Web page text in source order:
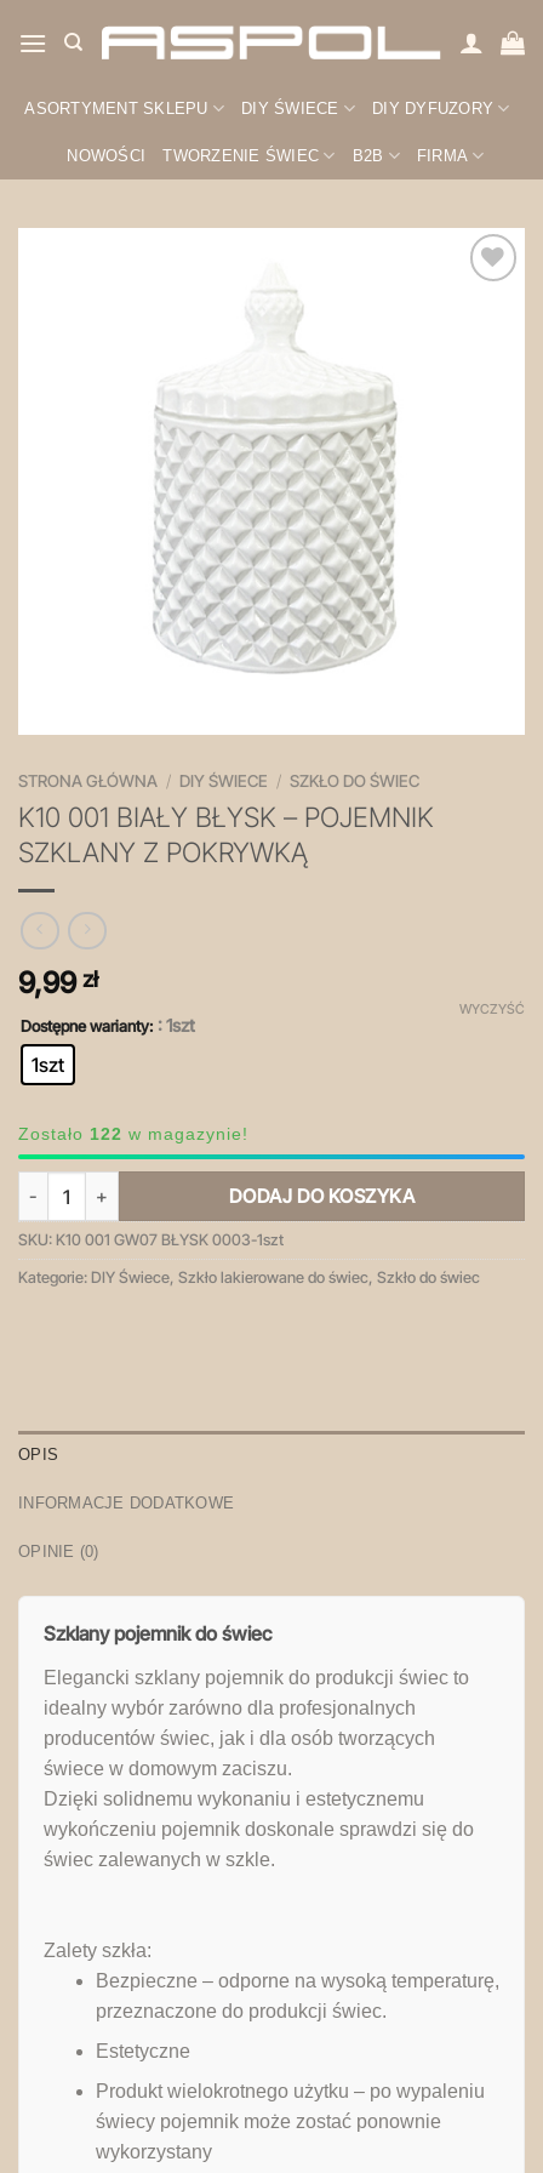
ASORTYMENT SKLEPU DIY ŚWIECE DIY DYFUZORY
NOWOŚCI TWORZENIE ŚWIEC B2B FIRMA
STRONA GŁÓWNA / DIY ŚWIECE / SZKŁO DO ŚWIEC
K10 001 BIAŁY BŁYSK – POJEMNIK
SZKLANY Z POKRYWKĄ
9,99zł
Dostępne warianty: : 1szt
1szt
WYCZYŚĆ
Zostało 122 w magazynie!
ilość K10 001 biały błysk - pojemnik szklany z pokrywką
DODAJ DO KOSZYKA
SKU: K10 001 GW07 BŁYSK 0003-1szt
Kategorie: DIY Świece, Szkło lakierowane do świec, Szkło do świec
OPIS
INFORMACJE DODATKOWE
OPINIE (0)
Szklany pojemnik do świec
Elegancki szklany pojemnik do produkcji świec to
idealny wybór zarówno dla profesjonalnych
producentów świec, jak i dla osób tworzących
świece w domowym zaciszu.
Dzięki solidnemu wykonaniu i estetycznemu
wykończeniu pojemnik doskonale sprawdzi się do
świec zalewanych w szkle.
Zalety szkła:
Bezpieczne – odporne na wysoką temperaturę,
przeznaczone do produkcji świec.
Estetyczne
Produkt wielokrotnego użytku – po wypaleniu
świecy pojemnik może zostać ponownie
wykorzystany